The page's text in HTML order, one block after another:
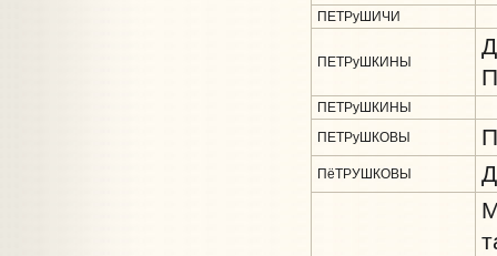
ПЕТРуШИЧИ
ПЕТРуШКИНЫ
ПЕТРуШКИНЫ
ПЕТРуШКОВЫ
ПёТРУШКОВЫ